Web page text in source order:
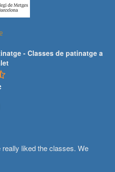
- Classes de patinatge a
really liked the classes. We